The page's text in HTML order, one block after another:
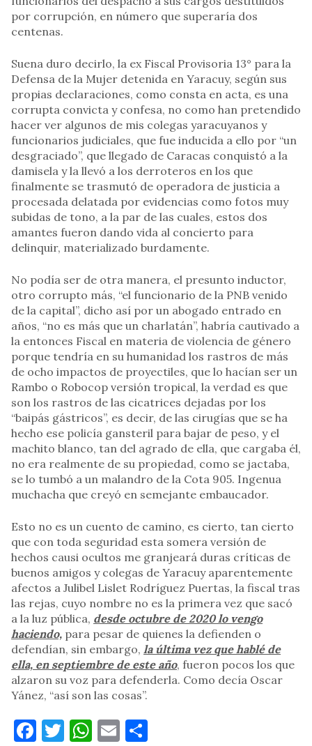
por corrupción, en número que superaría dos
centenas.
Suena duro decirlo, la ex Fiscal Provisoria 13° para la
Defensa de la Mujer detenida en Yaracuy, según sus
propias declaraciones, como consta en acta, es una
corrupta convicta y confesa, no como han pretendido
hacer ver algunos de mis colegas yaracuyanos y
funcionarios judiciales, que fue inducida a ello por “un
desgraciado”, que llegado de Caracas conquistó a la
damisela y la llevó a los derroteros en los que
finalmente se trasmutó de operadora de justicia a
procesada delatada por evidencias como fotos muy
subidas de tono, a la par de las cuales, estos dos
amantes fueron dando vida al concierto para
delinquir, materializado burdamente.
No podía ser de otra manera, el presunto inductor,
otro corrupto más, “el funcionario de la PNB venido
de la capital”, dicho así por un abogado entrado en
años, “no es más que un charlatán”, habría cautivado a
la entonces Fiscal en materia de violencia de género
porque tendría en su humanidad los rastros de más
de ocho impactos de proyectiles, que lo hacían ser un
Rambo o Robocop versión tropical, la verdad es que
son los rastros de las cicatrices dejadas por los
“baipás gástricos”, es decir, de las cirugías que se ha
hecho ese policía gansteril para bajar de peso, y el
machito blanco, tan del agrado de ella, que cargaba él,
no era realmente de su propiedad, como se jactaba,
se lo tumbó a un malandro de la Cota 905. Ingenua
muchacha que creyó en semejante embaucador.
Esto no es un cuento de camino, es cierto, tan cierto
que con toda seguridad esta somera versión de
hechos causi ocultos me granjeará duras críticas de
buenos amigos y colegas de Yaracuy aparentemente
afectos a Julibel Lislet Rodríguez Puertas, la fiscal tras
las rejas, cuyo nombre no es la primera vez que sacó
a la luz pública, desde octubre de 2020 lo vengo
haciendo, para pesar de quienes la defienden o
defendían, sin embargo, la última vez que hablé de
ella, en septiembre de este año, fueron pocos los que
alzaron su voz para defenderla. Como decía Oscar
Yánez, “así son las cosas”.
Facebook
Twitter
WhatsApp
Email